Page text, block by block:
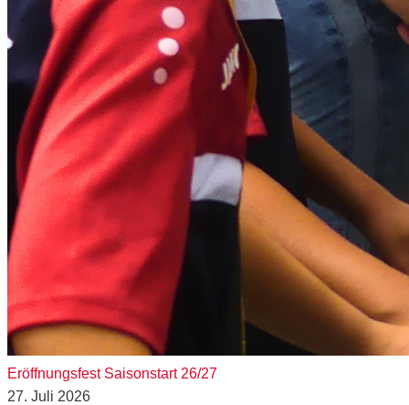
Eröffnungsfest Saisonstart 26/27
27. Juli 2026